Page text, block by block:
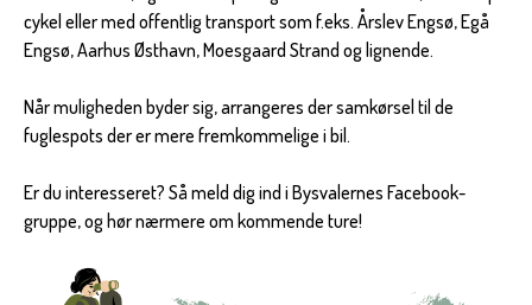
cykel eller med offentlig transport som f.eks. Årslev Engsø, Egå
Engsø, Aarhus Østhavn, Moesgaard Strand og lignende.
Når muligheden byder sig, arrangeres der samkørsel til de
fuglespots der er mere fremkommelige i bil.
Er du interesseret? Så meld dig ind i Bysvalernes Facebook-
gruppe, og hør nærmere om kommende ture!